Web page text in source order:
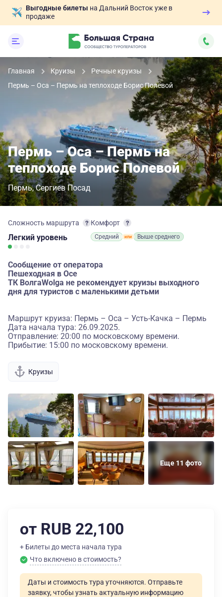
Выгодные билеты на Дальний Восток уже в
продаже
Главная Круизы
Речные круизы
Пермь – Оса – Пермь на теплоходе Борис Полевой
Пермь – Оса – Пермь на
теплоходе Борис Полевой
Пермь Сергиев Посад
Сложность маршрута
Легкий уровень
Комфорт
Средний Выше среднего
Сообщение от оператора
Пешеходная в Осе
ТК ВолгаWolga не рекомендует круизы выходного
дня для туристов с маленькими детьми
Маршрут круиза: Пермь – Оса – Усть-Качка – Пермь
Дата начала тура: 26.09.2025.
Отправление: 20:00 по московскому времени.
Прибытие: 15:00 по московскому времени.
Круизы
Еще 11 фото
от RUB 22,100
+ Билеты до места начала тура
Что включено в стоимость?
Даты и стоимость тура уточняются. Отправьте
заявку, чтобы узнать актуальную информацию